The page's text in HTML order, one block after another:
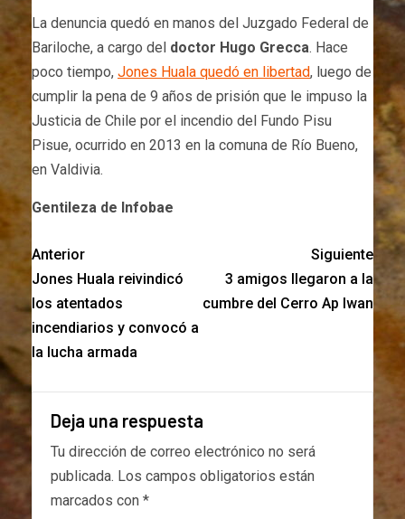
La denuncia quedó en manos del Juzgado Federal de
Bariloche, a cargo del doctor Hugo Grecca. Hace
poco tiempo, Jones Huala quedó en libertad, luego de
cumplir la pena de 9 años de prisión que le impuso la
Justicia de Chile por el incendio del Fundo Pisu
Pisue, ocurrido en 2013 en la comuna de Río Bueno,
en Valdivia.
Gentileza de Infobae
Anterior
Jones Huala reivindicó
los atentados
incendiarios y convocó a
la lucha armada
Siguiente
3 amigos llegaron a la
cumbre del Cerro Ap Iwan
Deja una respuesta
Tu dirección de correo electrónico no será
publicada. Los campos obligatorios están
marcados con *